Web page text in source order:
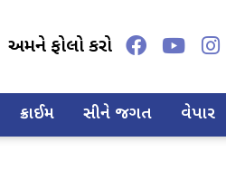
અમને ફોલો કરો
ક્રાઈમ સીને જગત વેપાર